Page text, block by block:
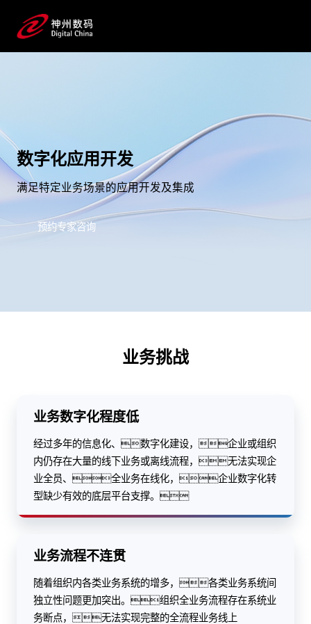
数字化应用开发
满足特定业务场景的应用开发及集成
预约专家咨询
业务挑战
业务数字化程度低
经过多年的信息化、数字化建设，企业或组织
内仍存在大量的线下业务或离线流程，无法实现企
业全员、全业务在线化，企业数字化转
型缺少有效的底层平台支撑。
业务流程不连贯
随着组织内各类业务系统的增多，各类业务系统间
独立性问题更加突出。组织全业务流程存在系统业
务断点，无法实现完整的全流程业务线上